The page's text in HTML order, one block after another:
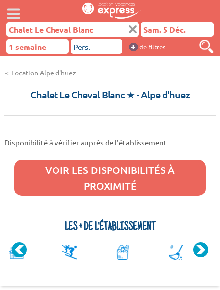
+ de filtres
Location Alpe d'huez
Chalet Le Cheval Blanc ★- Alpe d'huez
Disponibilité à vérifier auprès de l'établissement.
VOIR LES DISPONIBILITÉS À
PROXIMITÉ
LES + DE L'ÉTABLISSEMENT